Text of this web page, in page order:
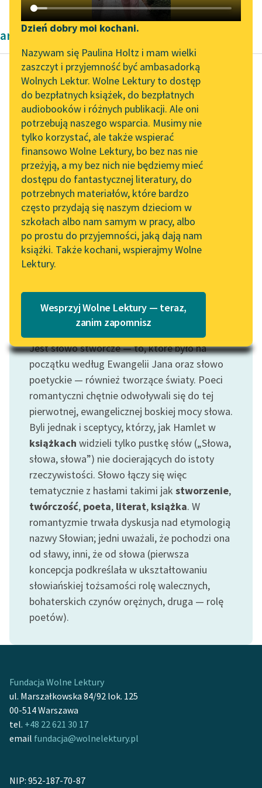
Katalog DAISY
Podkasty o książkach
Zgłoś brak utworu
Aktualności
Spotkanie z Katarzyną
Tunkiel w Oslo
Wolne Lektury na 32.
Pol’and’Rock Festivalu
„Kochanek Lady
Chatterley” do słuchania
na Wolnych Lekturach
Nowy audiobook –
„Marzenie o Oriencie”
Sophie Elkan
Kolekcja Nadwyraz.com x
Wolne Lektury – idealna na
Lektury szkolne i klasyka
literatury do słuchania dla
uczennic i uczniów z
niepełnosprawnościami
E-kolekcja lektur
szkolnych i literatury do
słuchania dla uczennic i
uczniów z
niepełnosprawnościami
Feministyczne inspiracje.
Popularyzacja
skandynawskiej literatury
feministycznej
Ręce pełne poezji
Kolekcje edukacyjne
twórców przechodzących
do domeny publicznej,
lektur szkolnych oraz
Starego Testamentu
Szkoła Poezji Wolnych
Lektur
Narzędzia
Mapa Wolnych Lektur
Leśmianator
Przewodnik dla piszących i
czytających
API
OAI-PMH
Widget Wolnych Lektur
Przypisy
Katalog w formacie PDF
O nas
Dzień dobry moi kochani.
Nazywam się Paulina Holtz i mam wielki
zaszczyt i przyjemność być ambasadorką
Wolnych Lektur. Wolne Lektury to dostęp
do bezpłatnych książek, do bezpłatnych
audiobooków i różnych publikacji. Ale oni
potrzebują naszego wsparcia. Musimy nie
tylko korzystać, ale także wspierać
finansowo Wolne Lektury, bo bez nas nie
przeżyją, a my bez nich nie będziemy mieć
dostępu do fantastycznej literatury, do
potrzebnych materiałów, które bardzo
często przydają się naszym dzieciom w
szkołach albo nam samym w pracy, albo
po prostu do przyjemności, jaką dają nam
książki. Także kochani, wspierajmy Wolne
Lektury.
Wesprzyj Wolne Lektury — teraz,
zanim zapomnisz
artykuły naukowe okresu współczesności
Kazimierz Wyka
Modernizm polski
Nieskończone i
bezobszarne; wszak to
epitety, które nader
często występują w
duszy i krajobrazie
modernistycznym...
Czytaj więcej
Motyw: Słowo
Jest słowo stwórcze — to, które było na
początku według Ewangelii Jana oraz słowo
poetyckie — również tworzące światy. Poeci
romantyczni chętnie odwoływali się do tej
pierwotnej, ewangelicznej boskiej mocy słowa.
Byli jednak i sceptycy, którzy, jak Hamlet w
książkach widzieli tylko pustkę słów („Słowa,
słowa, słowa”) nie docierających do istoty
rzeczywistości. Słowo łączy się więc
tematycznie z hasłami takimi jak stworzenie,
twórczość, poeta, literat, książka. W
romantyzmie trwała dyskusja nad etymologią
nazwy Słowian; jedni uważali, że pochodzi ona
od sławy, inni, że od słowa (pierwsza
koncepcja podkreślała w ukształtowaniu
słowiańskiej tożsamości rolę walecznych,
bohaterskich czynów orężnych, druga — rolę
poetów).
Fundacja Wolne Lektury
ul. Marszałkowska 84/92 lok. 125
00-514 Warszawa
tel. +48 22 621 30 17
email fundacja@wolnelektury.pl
NIP: 952-187-70-87